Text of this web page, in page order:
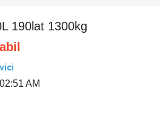
190lat 1300kg
AM